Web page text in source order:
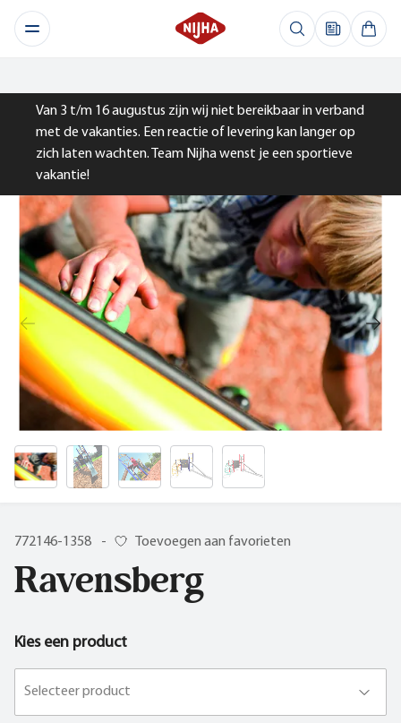
Van 3 t/m 16 augustus zijn wij niet bereikbaar in verband
met de vakanties. Een reactie of levering kan langer op
zich laten wachten. Team Nijha wenst je een sportieve
vakantie!
772146-1358 - Toevoegen aan favorieten
Ravensberg
Kies een product
Selecteer product